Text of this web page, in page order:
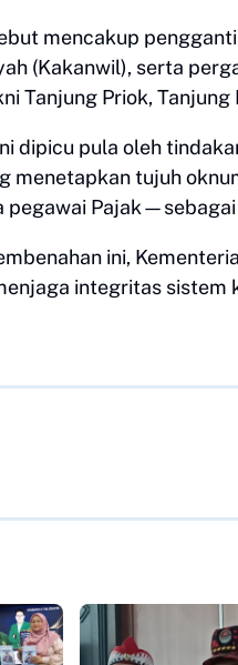
mencakup
(Kakanwil), serta
Tanjung Priok,
dipicu pula oleh
menetapkan tujuh
pegawai
ini,
integritas sistem